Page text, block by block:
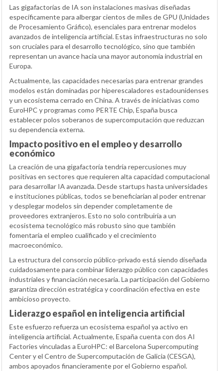
Las gigafactorías de IA son instalaciones masivas diseñadas
específicamente para albergar cientos de miles de GPU (Unidades
de Procesamiento Gráfico), esenciales para entrenar modelos
avanzados de inteligencia artificial. Estas infraestructuras no solo
son cruciales para el desarrollo tecnológico, sino que también
representan un avance hacia una mayor autonomía industrial en
Europa.
Actualmente, las capacidades necesarias para entrenar grandes
modelos están dominadas por hiperescaladores estadounidenses
y un ecosistema cerrado en China. A través de iniciativas como
EuroHPC y programas como PERTE Chip, España busca
establecer polos soberanos de supercomputación que reduzcan
su dependencia externa.
Impacto positivo en el empleo y desarrollo
económico
La creación de una gigafactoría tendría repercusiones muy
positivas en sectores que requieren alta capacidad computacional
para desarrollar IA avanzada. Desde startups hasta universidades
e instituciones públicas, todos se beneficiarían al poder entrenar
y desplegar modelos sin depender completamente de
proveedores extranjeros. Esto no solo contribuiría a un
ecosistema tecnológico más robusto sino que también
fomentaría el empleo cualificado y el crecimiento
macroeconómico.
La estructura del consorcio público-privado está siendo diseñada
cuidadosamente para combinar liderazgo público con capacidades
industriales y financiación necesaria. La participación del Gobierno
garantiza dirección estratégica y coordinación efectiva en este
ambicioso proyecto.
Liderazgo español en inteligencia artificial
Este esfuerzo refuerza un ecosistema español ya activo en
inteligencia artificial. Actualmente, España cuenta con dos AI
Factories vinculadas a EuroHPC: el Barcelona Supercomputing
Center y el Centro de Supercomputación de Galicia (CESGA),
ambos apoyados financieramente por el Gobierno español.